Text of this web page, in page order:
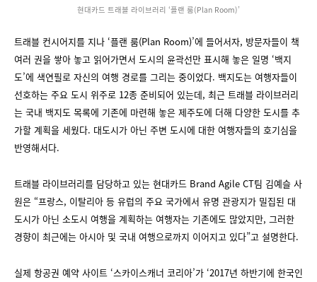
현대카드 트래블 라이브러리 ‘플랜 룸(Plan Room)’
트래블 컨시어지를 지나 ‘플랜 룸(Plan Room)’에 들어서자, 방문자들이 책
여러 권을 쌓아 놓고 읽어가면서 도시의 윤곽선만 표시해 놓은 일명 ‘백지
도’에 색연필로 자신의 여행 경로를 그리는 중이었다. 백지도는 여행자들이
선호하는 주요 도시 위주로 12종 준비되어 있는데, 최근 트래블 라이브러리
는 국내 백지도 목록에 기존에 마련해 놓은 제주도에 더해 다양한 도시를 추
가할 계획을 세웠다. 대도시가 아닌 주변 도시에 대한 여행자들의 호기심을
반영해서다.
트래블 라이브러리를 담당하고 있는 현대카드 Brand Agile CT팀 김예슬 사
원은 “프랑스, 이탈리아 등 유럽의 주요 국가에서 유명 관광지가 밀집된 대
도시가 아닌 소도시 여행을 계획하는 여행자는 기존에도 많았지만, 그러한
경향이 최근에는 아시아 및 국내 여행으로까지 이어지고 있다”고 설명한다.
실제 항공권 예약 사이트 ‘스카이스캐너 코리아’가 ‘2017년 하반기에 한국인